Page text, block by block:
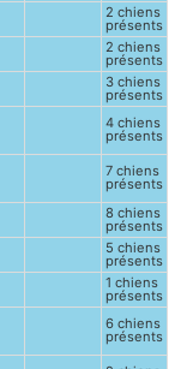
2 chiens
présents
2 chiens
présents
3 chiens
présents
4 chiens
présents
7 chiens
présents
8 chiens
présents
5 chiens
présents
1 chiens
présents
6 chiens
présents